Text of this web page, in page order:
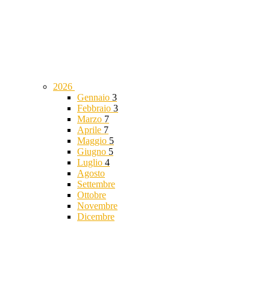
2026
Gennaio 3
Febbraio 3
Marzo 7
Aprile 7
Maggio 5
Giugno 5
Luglio 4
Agosto
Settembre
Ottobre
Novembre
Dicembre